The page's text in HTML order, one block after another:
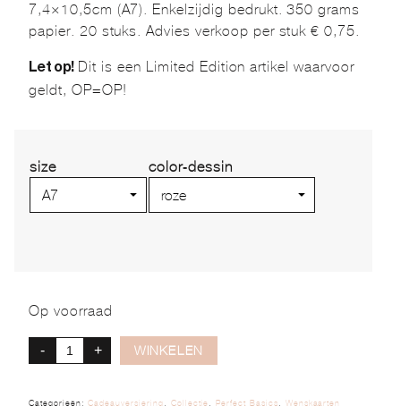
7,4×10,5cm (A7). Enkelzijdig bedrukt. 350 grams
papier. 20 stuks. Advies verkoop per stuk € 0,75.
Let op!Dit is een Limited Edition artikel waarvoor
geldt, OP=OP!
size color-dessin
Op voorraad
- + WINKELEN
Categorieën:Cadeauversiering , Collectie , Perfect Basics , Wenskaarten